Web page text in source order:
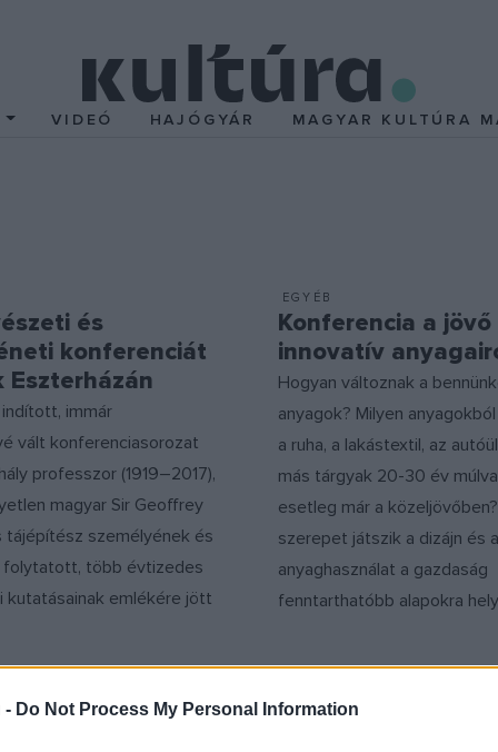
- Do Not Process My Personal Information
VIDEÓ HAJÓGYÁR MAGYAR KULTÚRA
és
konferenciát
immár
vált konferenciasorozat
professzor (1919–2017),
magyar Sir Geoffrey
tájépítész személyének és
folytatott, több évtizedes
emlékére jött
EGYÉB
Konferencia a jövő
innovatív
Hogyan változnak a
anyagok? Milyen
a ruha, a lakástextil, az
más tárgyak 20-30 év
esetleg már a
szerepet játszik a dizájn és
anyaghasználat a gazdaság
fenntarthatóbb alapokra